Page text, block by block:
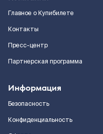
Главное о Купибилете
Контакты
Пресс-центр
Партнерская программа
Информация
Безопасность
Конфиденциальность